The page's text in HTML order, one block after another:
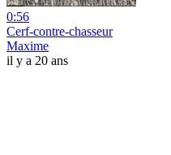
0:56
Cerf-contre-chasseur
Maxime
il y a 20 ans